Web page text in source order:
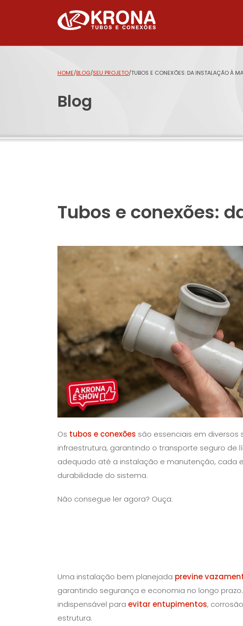
HOME/BLOG/SEU PROJETO/TUBOS E CONEXÕES: DA INSTALAÇÃO À
Blog
Tubos e conexões:
Os tubos e conexões são essenciais em diversos
infraestrutura, garantindo o transporte seguro de
adequado até a instalação e manutenção, cada
durabilidade do sistema.
Não consegue ler agora? Ouça:
Uma instalação bem planejada previne
garantindo segurança e economia no longo
indispensável para evitar entupimentos,
estrutura.